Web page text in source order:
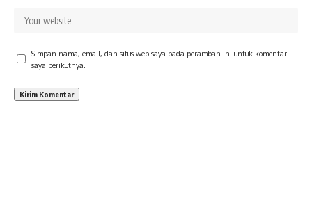
Simpan nama, email, dan situs web saya pada peramban ini untuk komentar
saya berikutnya.